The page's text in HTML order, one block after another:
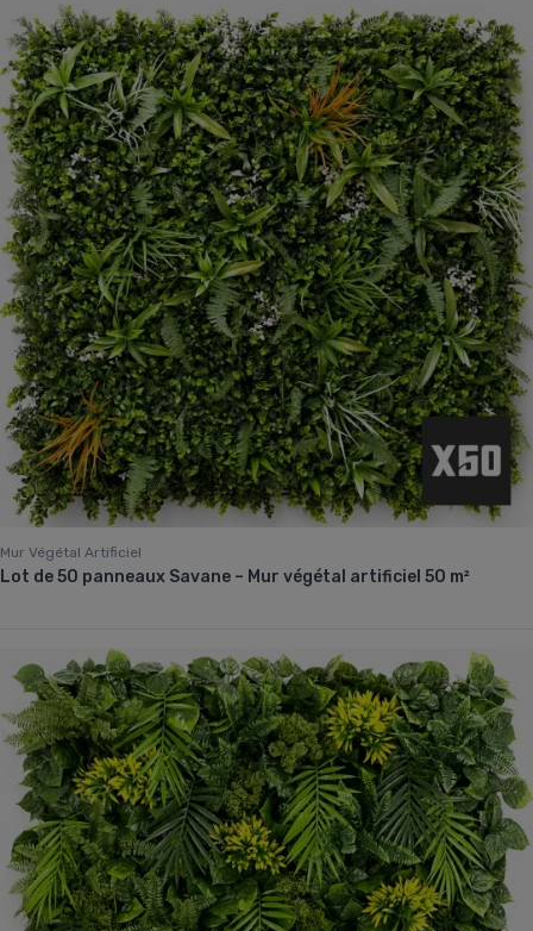
Mur Végétal Artificiel
Lot de 50 panneaux Savane – Mur végétal artificiel 50 m²